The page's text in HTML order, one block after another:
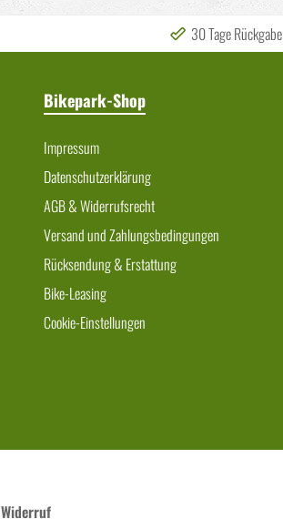
30 Tage Rückgabe
Bikepark-Shop
Impressum
Datenschutzerklärung
AGB & Widerrufsrecht
Versand und Zahlungsbedingungen
Rücksendung & Erstattung
Bike-Leasing
Cookie-Einstellungen
Widerruf